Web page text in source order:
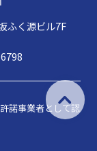
ふく源ビル7F
諾事業者として認